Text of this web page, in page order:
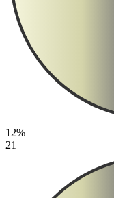
12%
21